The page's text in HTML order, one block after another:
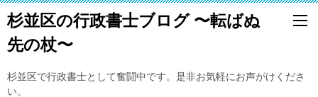
杉並区の行政書士ブログ 〜転ばぬ
先の杖〜
杉並区で行政書士として奮闘中です。是非お気軽にお声がけくださ
い。